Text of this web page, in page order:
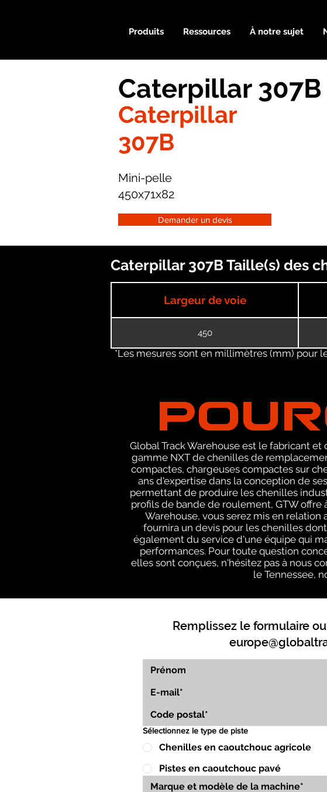
Produits Ressources À notre sujet
Caterpillar
Caterpillar
307B
Mini-pelle
450x71x82
Demander un devis
Caterpillar 307B Taille(s) des
Largeur de voie
450
*Les mesures sont en millimètres (mm) pour
Global Track Warehouse est le fabricant
gamme NXT de chenilles de
compactes, chargeuses compactes sur
ans d'expertise dans la conception de
permettant de produire les chenilles
profils de bande de roulement, GTW offre
Warehouse, vous serez mis en
fournira un devis pour les chenilles
également du service d'une équipe qui
performances. Pour toute question
elles sont conçues, n'hésitez pas à nous
le Tennessee,
Remplissez le formulaire
Sélectionnez le type de piste
Chenilles en caoutchouc agricole
Pistes en caoutchouc pavé